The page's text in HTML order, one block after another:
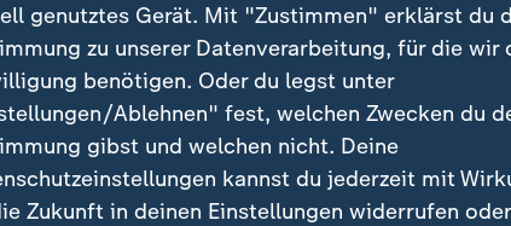
genutztes Gerät. Mit "Zustimmen" erklärst du
zu unserer Datenverarbeitung, für die wir
benötigen. Oder du legst unter
Ablehnen" fest, welchen Zwecken du
gibst und welchen nicht. Deine
kannst du jederzeit mit
Zukunft in deinen Einstellungen widerrufen oder